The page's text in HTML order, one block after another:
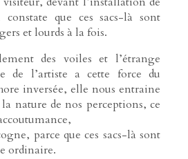
que ces sacs-là sont
et lourds à la fois.
des voiles et l’étrange
de l’artiste a cette force du
inversée, elle nous entraine
nature de nos perceptions, ce
parce que ces sacs-là sont
ordinaire.